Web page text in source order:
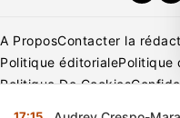
A ProposContacter la
Politique éditorialePolitique
Politique De Cookies